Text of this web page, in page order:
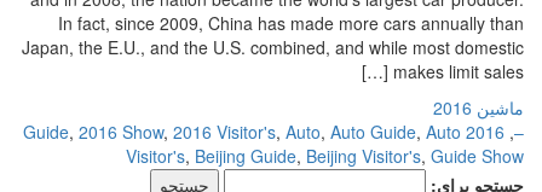
In fact, since 2009, China has made more cars annually than
Japan, the E.U., and the U.S. combined, and while most domestic
makes limit sales […]
ماشین 2016
,
2016 Guide
,2016 Show,2016 Visitor's,Auto,Auto Guide,Auto
Visitor's,Beijing Guide,Beijing Visitor's,Guide Show
جستجو برای: